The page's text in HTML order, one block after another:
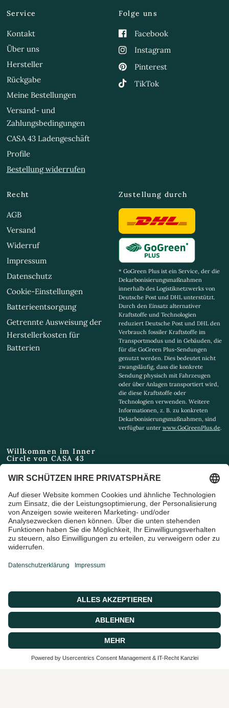
Service
Kontakt
Über uns
Hersteller
Rückgabe
Meine Bestellungen
Versand- und
Zahlungsbedingungen
CASA 43 Ladengeschäft
Profile
Bestellung widerrufen
Folge uns
Facebook
Instagram
Pinterest
TikTok
Recht
AGB
Versand
Widerruf
Impressum
Datenschutz
Cookie-Einstellungen
Batterieentsorgung
Getrennte Ausweisung der
Herstellerkosten für
Batterien
Zustellung durch
* GoGreen Plus ist ein Service, der die
Dekarbonisierungsmaßnahmen
innerhalb des Logistiknetzwerks von
Deutsche Post und DHL unterstützt.
Durch den Einsatz alternativer
Kraftstoffe und Technologien
reduziert Deutsche Post und DHL den
Verbrauch fossiler Kraftstoffe im
Transportmodus und in Gebäuden, die
für die GoGreen Plus-Sendungen
genutzt werden. Dies bedeutet nicht
zwangsläufig, dass die konkrete
Sendung physisch mit Fahrzeugen
oder über Anlagen transportiert wird,
die diese Kraftstoffe oder
Technologien verwenden. Weitere
Informationen, z. B. zu konkreten
Dekarbonisierungsmaßnahmen, sind
verfügbar unter www.GoGreenPlus.de.
Willkommen im Inner
Circle von CASA 43
Email
Ich bin damit einverstanden,
Marketing-E-Mails und
Sonderangebote zu erhalten
© 2026 CASA 43 Concept, Powered by shopify